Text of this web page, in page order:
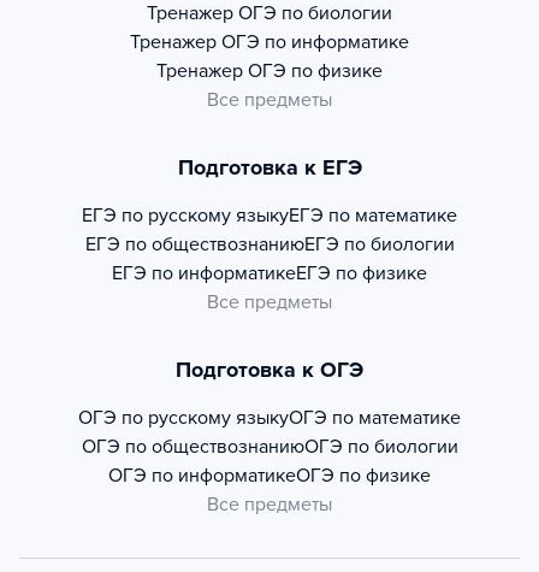
Тренажер ОГЭ по биологии
Тренажер ОГЭ по информатике
Тренажер ОГЭ по физике
Все предметы
Подготовка к ЕГЭ
ЕГЭ по русскому языкуЕГЭ по математике
ЕГЭ по обществознаниюЕГЭ по биологии
ЕГЭ по информатикеЕГЭ по физике
Все предметы
Подготовка к ОГЭ
ОГЭ по русскому языкуОГЭ по математике
ОГЭ по обществознаниюОГЭ по биологии
ОГЭ по информатикеОГЭ по физике
Все предметы